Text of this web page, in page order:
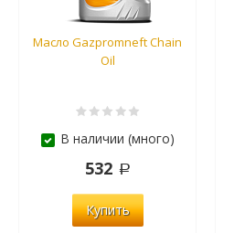
Масло Gazpromneft Chain
Oil
В наличии (много)
532
Купить